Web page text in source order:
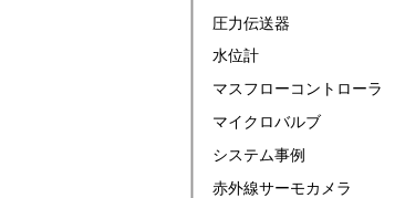
圧力伝送器
水位計
マスフローコントローラ
マイクロバルブ
システム事例
赤外線サーモカメラ